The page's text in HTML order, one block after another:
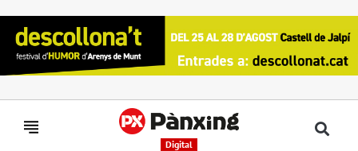
Digital